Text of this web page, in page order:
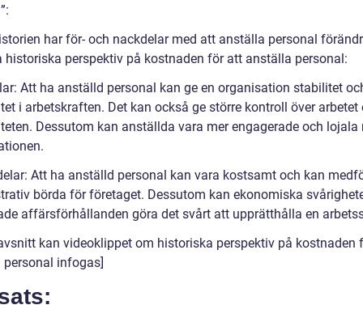
har för- och nackdelar med att anställa personal
historiska perspektiv på kostnaden för att anställa personal:
Att ha anställd personal kan ge en organisation stabilitet
i arbetskraften. Det kan också ge större kontroll över arbetet
Dessutom kan anställda vara mer engagerade och lojala
Att ha anställd personal kan vara kostsamt och kan
börda för företaget. Dessutom kan ekonomiska
affärsförhållanden göra det svårt att upprätthålla en
kan videoklippet om historiska perspektiv på kostnaden
infogas]